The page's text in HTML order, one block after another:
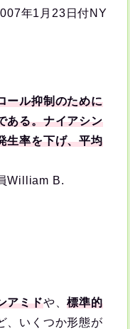
年1月23日付NY
ール抑制のために
ある。ナイアシン
生率を下げ、平均
William B.
アミドや、標準的
、いくつか形態が